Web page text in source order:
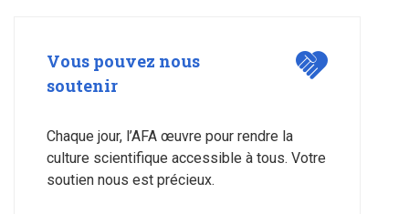
Vous pouvez nous
soutenir
Chaque jour, l’AFA œuvre pour rendre la
culture scientifique accessible à tous. Votre
soutien nous est précieux.